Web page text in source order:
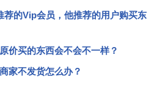
荐的Vip会员，他推荐的用户购买东
价买的东西会不会不一样？
家不发货怎么办？